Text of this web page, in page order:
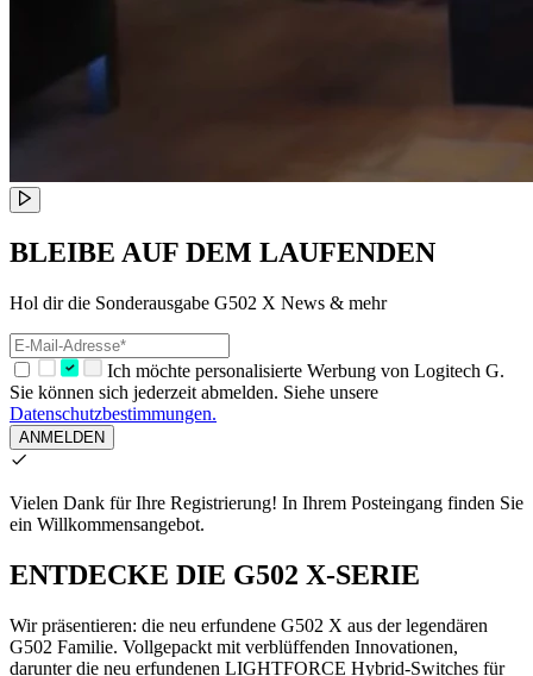
BLEIBE AUF DEM LAUFENDEN
Hol dir die Sonderausgabe G502 X News & mehr
Ich möchte personalisierte Werbung von Logitech G.
Sie können sich jederzeit abmelden. Siehe unsere
Datenschutzbestimmungen.
ANMELDEN
Vielen Dank für Ihre Registrierung! In Ihrem Posteingang finden Sie
ein Willkommensangebot.
ENTDECKE DIE G502 X-SERIE
Wir präsentieren: die neu erfundene G502 X aus der legendären
G502 Familie. Vollgepackt mit verblüffenden Innovationen,
darunter die neu erfundenen LIGHTFORCE Hybrid-Switches für